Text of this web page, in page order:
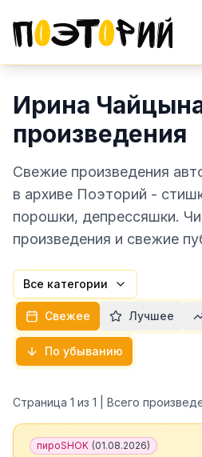
Ирина
произведения
Свежие произведения
в архиве Поэторий -
порошки, депрессяшки.
произведения и свежие
Все категории
Свежее Лучшее
По убыванию
Страница 1 из 1 | Всего
пироSHOK (01.08.2026)